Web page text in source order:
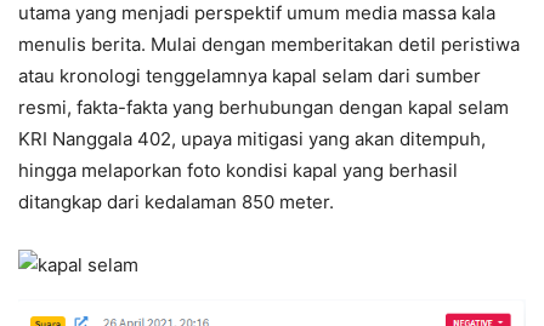
utama yang menjadi perspektif umum media massa kala
menulis berita. Mulai dengan memberitakan detil peristiwa
atau kronologi tenggelamnya kapal selam dari sumber
resmi, fakta-fakta yang berhubungan dengan kapal selam
KRI Nanggala 402, upaya mitigasi yang akan ditempuh,
hingga melaporkan foto kondisi kapal yang berhasil
ditangkap dari kedalaman 850 meter.